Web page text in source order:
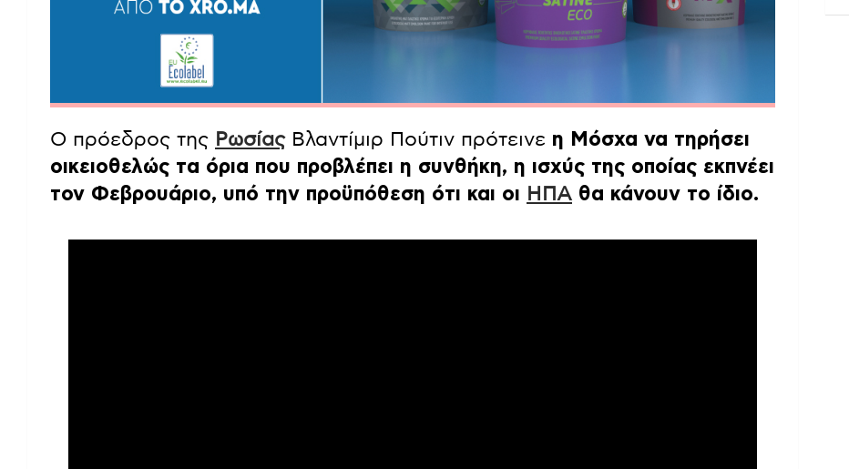
Ο πρόεδρος της ΡωσίαςΒλαντίμιρ Πούτιν πρότεινε η Μόσχα να τηρήσει
οικειοθελώς τα όρια που προβλέπει η συνθήκη, η ισχύς της οποίας εκπνέει
τον Φεβρουάριο, υπό την προϋπόθεση ότι και οι ΗΠΑ θα κάνουν το ίδιο.